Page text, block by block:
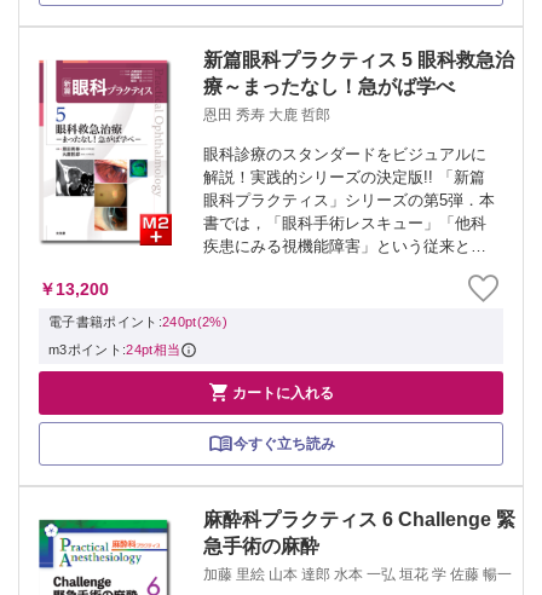
新篇眼科プラクティス 5 眼科救急治
療～まったなし！急がば学べ
恩田 秀寿 大鹿 哲郎
眼科診療のスタンダードをビジュアルに
解説！実践的シリーズの決定版!! 「新篇
眼科プラクティス」シリーズの第5弾．本
書では，「眼科手術レスキュー」「他科
疾患にみる視機能障害」という従来とは
の手術中の急変や，近年重要視される他
科医師との連携も想定し対処法を解説し
￥13,200
電子書籍ポイント:240pt(2%)
m3ポイント:24pt相当
 カートに入れる
今すぐ立ち読み
麻酔科プラクティス 6 Challenge 緊
急手術の麻酔
加藤 里絵 山本 達郎 水本 一弘 垣花 学 佐藤 暢一